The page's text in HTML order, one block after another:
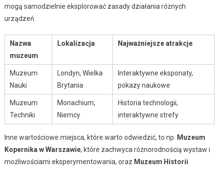
mogą samodzielnie eksplorować zasady działania różnych
urządzeń.
Nazwa
muzeum
Lokalizacja Najważniejsze atrakcje
Muzeum
Nauki
Londyn, Wielka
Brytania
Interaktywne eksponaty,
pokazy naukowe
Muzeum
Techniki
Monachium,
Niemcy
Historia technologii,
interaktywne strefy
Inne wartościowe miejsca, które warto odwiedzić, to np.
Muzeum
Kopernika w Warszawie, które zachwyca różnorodnością wystaw i
możliwościami eksperymentowania, oraz Muzeum Historii